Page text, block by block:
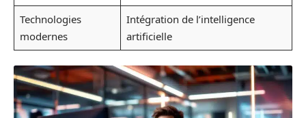
Technologies
modernes
Intégration de l’intelligence
artificielle